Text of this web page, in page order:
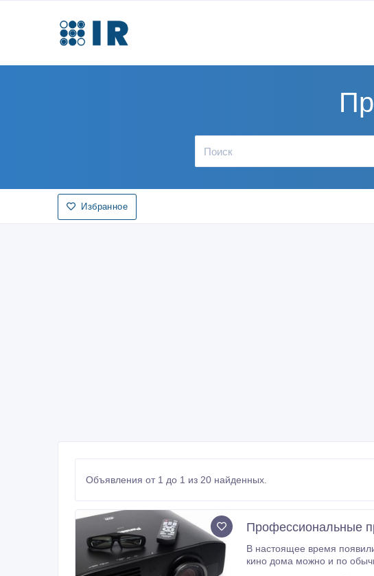
Избранное
Объявления от 1 до 1 из 20 найденных.
Профессиональные
В настоящее время
кино дома можно и по обычному телевизору, можно установить